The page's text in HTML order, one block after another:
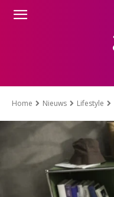
Home Nieuws Lifestyle